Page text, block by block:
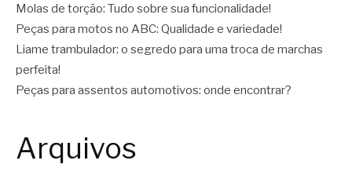
Molas de torção: Tudo sobre sua funcionalidade!
Peças para motos no ABC: Qualidade e variedade!
Liame trambulador: o segredo para uma troca de marchas
perfeita!
Peças para assentos automotivos: onde encontrar?
Arquivos